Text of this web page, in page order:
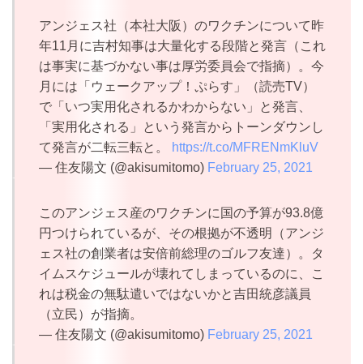
アンジェス社（本社大阪）のワクチンについて昨
年11月に吉村知事は大量化する段階と発言（これ
は事実に基づかない事は厚労委員会で指摘）。今
月には「ウェークアップ！ぷらす」（読売TV）
で「いつ実用化されるかわからない」と発言、
「実用化される」という発言からトーンダウンし
て発言が二転三転と。
https://t.co/MFRENmKluV
— 住友陽文 (@akisumitomo) February 25, 2021
このアンジェス産のワクチンに国の予算が93.8億
円つけられているが、その根拠が不透明（アンジ
ェス社の創業者は安倍前総理のゴルフ友達）。タ
イムスケジュールが壊れてしまっているのに、こ
れは税金の無駄遣いではないかと吉田統彦議員
（立民）が指摘。
— 住友陽文 (@akisumitomo) February 25, 2021